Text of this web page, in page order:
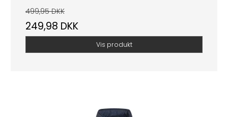
499,95 DKK
249,98 DKK
Vis produkt